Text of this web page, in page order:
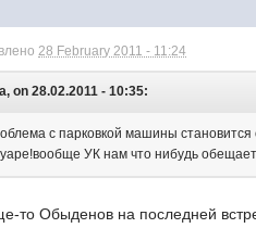
28 February 2011 - 11:24
on 28.02.2011 - 10:35:
с парковкой машины
УК нам что нибудь
то Обыденов на последней